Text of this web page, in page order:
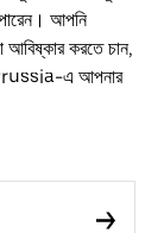
আপনি
আবিষ্কার করতে চান,
এ আপনার